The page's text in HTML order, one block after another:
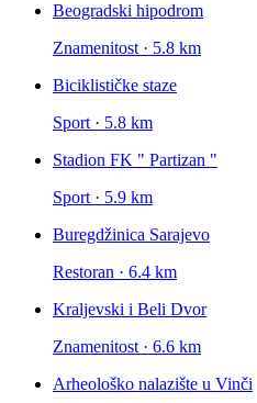
Beogradski hipodrom
Znamenitost · 5.8 km
Biciklističke staze
Sport · 5.8 km
Stadion FK " Partizan "
Sport · 5.9 km
Buregdžinica Sarajevo
Restoran · 6.4 km
Kraljevski i Beli Dvor
Znamenitost · 6.6 km
Arheološko nalazište u Vinči